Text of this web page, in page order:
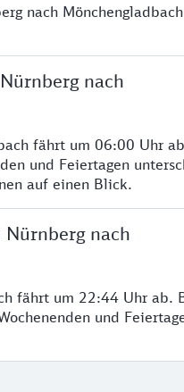
nach
nach
fährt um 06:00 Uhr
und Feiertagen
auf einen Blick.
nach
fährt um 22:44 Uhr ab.
und